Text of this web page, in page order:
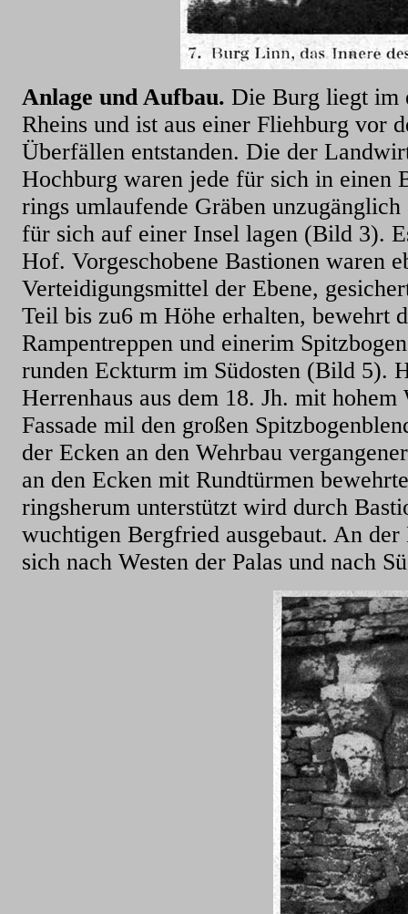
Anlage und Aufbau. Die Burg liegt im
Rheins und ist aus einer Fliehburg vor
Überfällen entstanden. Die der
Hochburg waren jede für sich in einen
rings umlaufende Gräben
für sich auf einer Insel lagen (Bild 3).
Hof. Vorgeschobene Bastionen waren
Verteidigungsmittel der Ebene,
Teil bis zu6 m Höhe erhalten, bewehrt
Rampentreppen und einerim
runden Eckturm im Südosten (Bild 5).
Herrenhaus aus dem 18. Jh. mit
Fassade mil den großen
der Ecken an den Wehrbau
an den Ecken mit Rundtürmen
ringsherum unterstützt wird durch
wuchtigen Bergfried ausgebaut. An
sich nach Westen der Palas und nach